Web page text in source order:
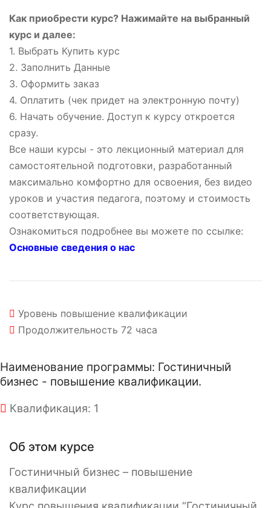
Как приобрести курс? Нажимайте на выбранный
курс и далее:
1. Выбрать Купить курс
2. Заполнить Данные
3. Оформить заказ
4. Оплатить (чек придет на электронную почту)
6. Начать обучение. Доступ к курсу откроется
сразу.
Все наши курсы - это лекционный материал для
самостоятельной подготовки, разработанный
максимально комфортно для освоения, без видео
уроков и участия педагога, поэтому и стоимость
соответствующая.
Ознакомиться подробнее вы можете по ссылке:
Основные сведения о нас
Уровень повышение квалификации
Продолжительность 72 часа
Наименование программы: Гостиничный
бизнес - повышение квалификации.
Квалификация: 1
Об этом курсе
Гостиничный бизнес – повышение
квалификации